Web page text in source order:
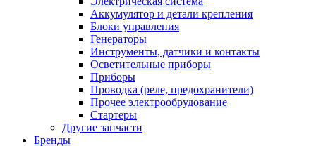
Аккумулятор и детали крепления
Блоки управления
Генераторы
Инструменты, датчики и контакты
Осветительные приборы
Приборы
Проводка (реле, предохранители)
Прочее электрообрудование
Стартеры
Другие запчасти
Бренды